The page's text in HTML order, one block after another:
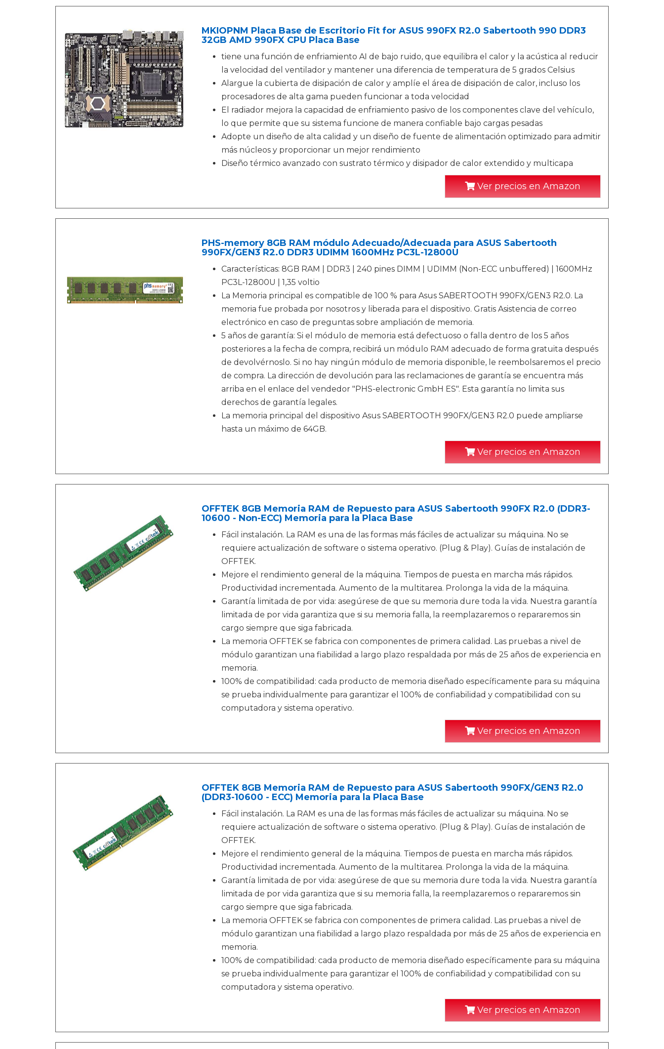
MKIOPNM Placa Base de Escritorio Fit for ASUS 990FX R2.0 Sabertooth 990 DDR3
32GB AMD 990FX CPU Placa Base
tiene una función de enfriamiento AI de bajo ruido, que equilibra el calor y la acústica al reducir
la velocidad del ventilador y mantener una diferencia de temperatura de 5 grados Celsius
Alargue la cubierta de disipación de calor y amplíe el área de disipación de calor, incluso los
procesadores de alta gama pueden funcionar a toda velocidad
El radiador mejora la capacidad de enfriamiento pasivo de los componentes clave del vehículo,
lo que permite que su sistema funcione de manera confiable bajo cargas pesadas
Adopte un diseño de alta calidad y un diseño de fuente de alimentación optimizado para admitir
más núcleos y proporcionar un mejor rendimiento
Diseño térmico avanzado con sustrato térmico y disipador de calor extendido y multicapa
Ver precios en Amazon
PHS-memory 8GB RAM módulo Adecuado/Adecuada para ASUS Sabertooth
990FX/GEN3 R2.0 DDR3 UDIMM 1600MHz PC3L-12800U
Características: 8GB RAM | DDR3 | 240 pines DIMM | UDIMM (Non-ECC unbuffered) | 1600MHz
PC3L-12800U | 1,35 voltio
La Memoria principal es compatible de 100 % para Asus SABERTOOTH 990FX/GEN3 R2.0. La
memoria fue probada por nosotros y liberada para el dispositivo. Gratis Asistencia de correo
electrónico en caso de preguntas sobre ampliación de memoria.
5 años de garantía: Si el módulo de memoria está defectuoso o falla dentro de los 5 años
posteriores a la fecha de compra, recibirá un módulo RAM adecuado de forma gratuita después
de devolvérnoslo. Si no hay ningún módulo de memoria disponible, le reembolsaremos el precio
de compra. La dirección de devolución para las reclamaciones de garantía se encuentra más
arriba en el enlace del vendedor "PHS-electronic GmbH ES". Esta garantía no limita sus
derechos de garantía legales.
La memoria principal del dispositivo Asus SABERTOOTH 990FX/GEN3 R2.0 puede ampliarse
hasta un máximo de 64GB.
Ver precios en Amazon
OFFTEK 8GB Memoria RAM de Repuesto para ASUS Sabertooth 990FX R2.0 (DDR3-
10600 - Non-ECC) Memoria para la Placa Base
Fácil instalación. La RAM es una de las formas más fáciles de actualizar su máquina. No se
requiere actualización de software o sistema operativo. (Plug & Play). Guías de instalación de
OFFTEK.
Mejore el rendimiento general de la máquina. Tiempos de puesta en marcha más rápidos.
Productividad incrementada. Aumento de la multitarea. Prolonga la vida de la máquina.
Garantía limitada de por vida: asegúrese de que su memoria dure toda la vida. Nuestra garantía
limitada de por vida garantiza que si su memoria falla, la reemplazaremos o repararemos sin
cargo siempre que siga fabricada.
La memoria OFFTEK se fabrica con componentes de primera calidad. Las pruebas a nivel de
módulo garantizan una fiabilidad a largo plazo respaldada por más de 25 años de experiencia en
memoria.
100% de compatibilidad: cada producto de memoria diseñado específicamente para su máquina
se prueba individualmente para garantizar el 100% de confiabilidad y compatibilidad con su
computadora y sistema operativo.
Ver precios en Amazon
OFFTEK 8GB Memoria RAM de Repuesto para ASUS Sabertooth 990FX/GEN3 R2.0
(DDR3-10600 - ECC) Memoria para la Placa Base
Fácil instalación. La RAM es una de las formas más fáciles de actualizar su máquina. No se
requiere actualización de software o sistema operativo. (Plug & Play). Guías de instalación de
OFFTEK.
Mejore el rendimiento general de la máquina. Tiempos de puesta en marcha más rápidos.
Productividad incrementada. Aumento de la multitarea. Prolonga la vida de la máquina.
Garantía limitada de por vida: asegúrese de que su memoria dure toda la vida. Nuestra garantía
limitada de por vida garantiza que si su memoria falla, la reemplazaremos o repararemos sin
cargo siempre que siga fabricada.
La memoria OFFTEK se fabrica con componentes de primera calidad. Las pruebas a nivel de
módulo garantizan una fiabilidad a largo plazo respaldada por más de 25 años de experiencia en
memoria.
100% de compatibilidad: cada producto de memoria diseñado específicamente para su máquina
se prueba individualmente para garantizar el 100% de confiabilidad y compatibilidad con su
computadora y sistema operativo.
Ver precios en Amazon